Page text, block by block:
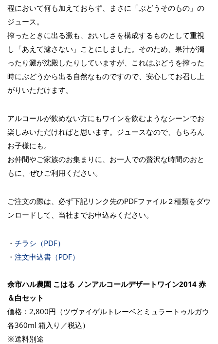
程において何も加えておらず、まさに「ぶどうそのもの」の
ジュース。
搾ったときに出る澱も、おいしさを構成するものとして重視
し「あえて濾さない」ことにしました。そのため、果汁が濁
ったり澱が沈殿したりしていますが、これはぶどうを搾った
時にぶどうから出る自然なものですので、安心してお召し上
がりいただけます。
アルコールが飲めない方にもワインを飲むようなシーンでお
楽しみいただければと思います。ジュースなので、もちろん
お子様にも。
お仲間やご家族のお集まりに、お一人での贅沢な時間のおと
もに、ぜひご利用ください。
ご注文の際は、必ず下記リンク先のPDFファイル２種類をダウ
ンロードして、当社までお申込みください。
・ チラシ（PDF）
・ 注文申込書（PDF）
余市ハル農園 こはる ノンアルコールデザートワイン2014 赤
＆白セット
価格：2,800円（ツヴァイゲルトレーベとミュラートゥルガウ
各360ml 箱入り／税込）
※送料別途